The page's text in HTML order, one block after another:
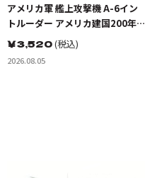
アメリカ軍 艦上攻撃機 A-6イン
トルーダー アメリカ建国200年記
念塗装機 2機セット 海兵隊VMA-
121 グリーンナイツ & 海軍 VA-
176 サンダーボルツ "Spirit of
￥3,520(税込)
2026.08.05